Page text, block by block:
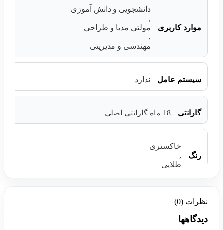
موارد کاربری
دانشجویی و دانش آموزی
,
مولتی مدیا و طراحی
,
مهندسی و مدیریتی
سیستم عامل ندارد
گارانتی 18 ماه گارانتی اصلی
رنگ
خاکستری
,
طلایی
نظرات (0)
دیدگاهها